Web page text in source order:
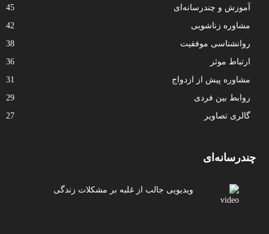
آموزش و چندرسانه‌ای
45
مشاوره زناشویی
42
روانشناسی موفقیت
38
ارتباط موثر
36
مشاوره پیش از ازدواج
31
روابط بین فردی
29
گالری تصاویر
27
چندرسانه‌ای
ویدیویی جالب از غلبه بر مشکلات زندگی